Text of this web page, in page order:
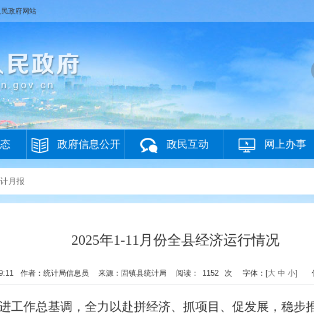
政府网站
政府信息公开 政民互动 网上办事
月报
2025年1-11月份全县经济运行情况
作者：统计局信息员 来源：固镇县统计局 阅读： 1152 次 字体：[大 中 小]
工作总基调，全力以赴拼经济、抓项目、促发展，稳步